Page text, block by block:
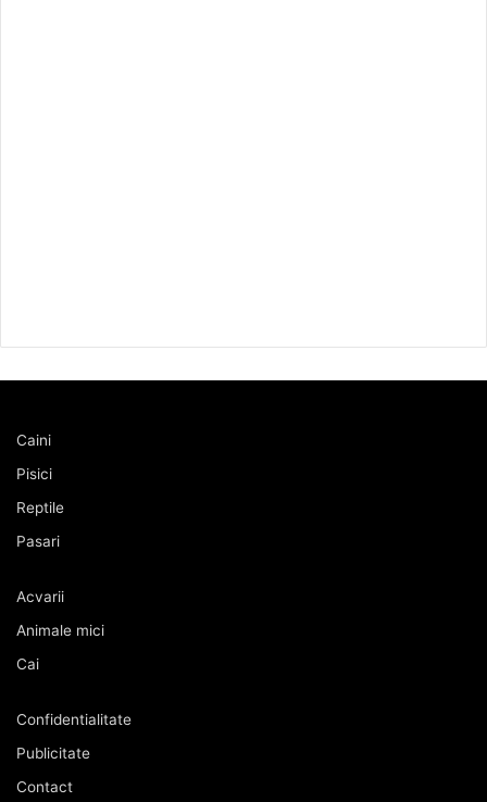
Caini
Pisici
Reptile
Pasari
Acvarii
Animale mici
Cai
Confidentialitate
Publicitate
Contact